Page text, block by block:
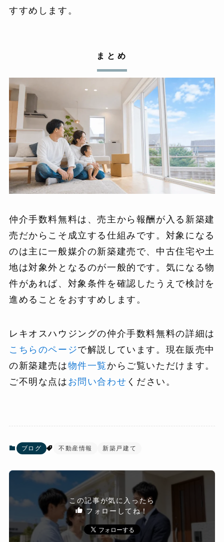
すすめします。
まとめ
仲介手数料無料は、売主から報酬が入る新築建
売だからこそ成立する仕組みです。対象になる
のは主に一般媒介の新築建売で、中古住宅や土
地は対象外となるのが一般的です。気になる物
件があれば、対象条件を確認したうえで検討を
進めることをおすすめします。
レキオスハウジングの仲介手数料無料の詳細は
こちらのページで解説しています。現在販売中
の新築建売は物件一覧からご覧いただけます。
ご不明な点は お問い合わせ ください。
ブログ 不動産情報 新築戸建て
この記事が気に入ったら
フォローしてね！